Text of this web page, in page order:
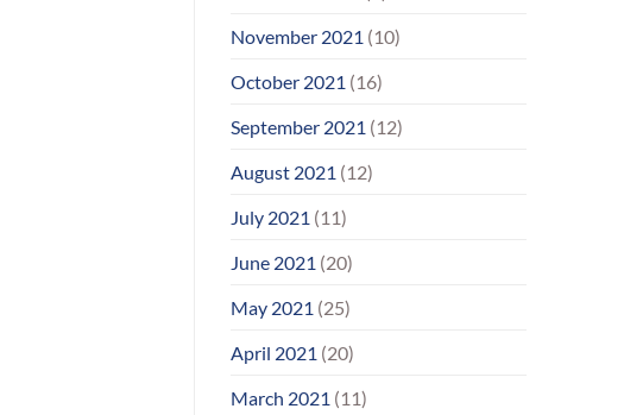
November 2021 (10)
October 2021 (16)
September 2021 (12)
August 2021 (12)
July 2021 (11)
June 2021 (20)
May 2021 (25)
April 2021 (20)
March 2021 (11)